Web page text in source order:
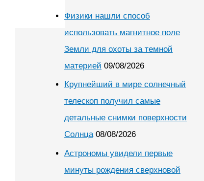
Физики нашли способ
использовать магнитное поле
Земли для охоты за темной
материей 09/08/2026
Крупнейший в мире солнечный
телескоп получил самые
детальные снимки поверхности
Солнца 08/08/2026
Астрономы увидели первые
минуты рождения сверхновой